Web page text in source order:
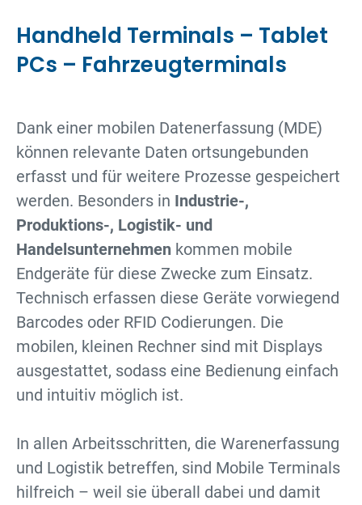
Handheld Terminals – Tablet
PCs – Fahrzeugterminals
Dank einer mobilen Datenerfassung (MDE)
können relevante Daten ortsungebunden
erfasst und für weitere Prozesse gespeichert
werden. Besonders in Industrie-,
Produktions-, Logistik- und
Handelsunternehmen kommen mobile
Endgeräte für diese Zwecke zum Einsatz.
Technisch erfassen diese Geräte vorwiegend
Barcodes oder RFID Codierungen. Die
mobilen, kleinen Rechner sind mit Displays
ausgestattet, sodass eine Bedienung einfach
und intuitiv möglich ist.
In allen Arbeitsschritten, die Warenerfassung
und Logistik betreffen, sind Mobile Terminals
hilfreich – weil sie überall dabei und damit